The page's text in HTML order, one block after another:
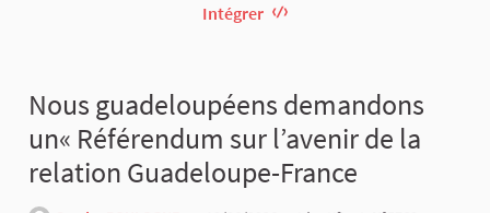
Intégrer
Nous guadeloupéens demandons
un« Référendum sur l’avenir de la
relation Guadeloupe-France